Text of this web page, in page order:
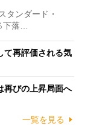
タンダード・
下落…
て再評価される気
再びの上昇局面へ
一覧を見る